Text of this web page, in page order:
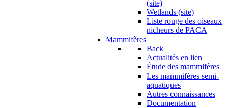
(site)
Wetlands (site)
Liste rouge des oiseaux
nicheurs de PACA
Mammifères
Back
Actualités en lien
Étude des mammifères
Les mammifères semi-
aquatiques
Autres connaissances
Documentation